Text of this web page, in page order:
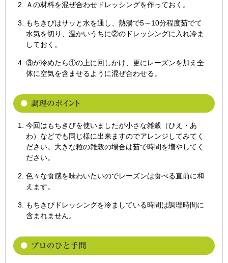
Ａの材料を混ぜ合わせドレッシングを作っておく。
もちきびはサッと水を通し、熱湯で5～10分程度茹でて
水気を切り、温かいうちに②のドレッシングに入れ冷ま
しておく。
③が冷めたら①の上に回しかけ、更にレーズンを加え全
体に空気を含ませるように混ぜ合わせる。
今回はもちきびを使いましたが小さな雑穀（ひえ・あ
わ）などでも同じ様に出来ますのでアレンジしてみてく
ださい。大きな粒の雑穀の場合は茹で時間を増やしてく
ださい。
色々な食感を味わいたいのでレーズンは食べる直前に和
えます。
もちきびドレッシングを冷ましている時間は調理時間に
含まれません。